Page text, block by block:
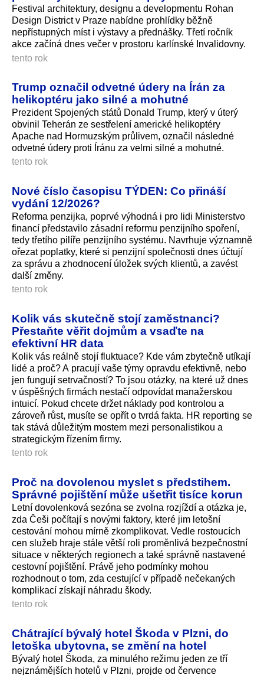
Festival architektury, designu a developmentu Rohan
Design District v Praze nabídne prohlídky běžně
nepřístupných míst i výstavy a přednášky. Třetí ročník
akce začíná dnes večer v prostoru karlínské Invalidovny.
tento rok
Trump označil odvetné údery na Írán za
helikoptéru jako silné a mohutné
Prezident Spojených států Donald Trump, který v úterý
obvinil Teherán ze sestřelení americké helikoptéry
Apache nad Hormuzským průlivem, označil následné
odvetné údery proti Íránu za velmi silné a mohutné.
tento rok
Nové číslo časopisu TÝDEN: Co přináší
vydání 12/2026?
Reforma penzijka, poprvé výhodná i pro lidi Ministerstvo
financí představilo zásadní reformu penzijního spoření,
tedy třetího pilíře penzijního systému. Navrhuje významně
ořezat poplatky, které si penzijní společnosti dnes účtují
za správu a zhodnocení úložek svých klientů, a zavést
další změny.
tento rok
Kolik vás skutečně stojí zaměstnanci?
Přestaňte věřit dojmům a vsaďte na
efektivní HR data
Kolik vás reálně stojí fluktuace? Kde vám zbytečně utíkají
lidé a proč? A pracují vaše týmy opravdu efektivně, nebo
jen fungují setrvačností? To jsou otázky, na které už dnes
v úspěšných firmách nestačí odpovídat manažerskou
intuicí. Pokud chcete držet náklady pod kontrolou a
zároveň růst, musíte se opřít o tvrdá fakta. HR reporting se
tak stává důležitým mostem mezi personalistikou a
strategickým řízením firmy.
tento rok
Proč na dovolenou myslet s předstihem.
Správné pojištění může ušetřit tisíce korun
Letní dovolenková sezóna se zvolna rozjíždí a otázka je,
zda Češi počítají s novými faktory, které jim letošní
cestování mohou mírně zkomplikovat. Vedle rostoucích
cen služeb hraje stále větší roli proměnlivá bezpečnostní
situace v některých regionech a také správně nastavené
cestovní pojištění. Právě jeho podmínky mohou
rozhodnout o tom, zda cestující v případě nečekaných
komplikací získají náhradu škody.
tento rok
Chátrající bývalý hotel Škoda v Plzni, do
letoška ubytovna, se změní na hotel
Bývalý hotel Škoda, za minulého režimu jeden ze tří
nejznámějších hotelů v Plzni, projde od července